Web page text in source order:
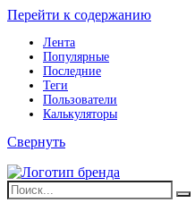
Перейти к содержанию
Лента
Популярные
Последние
Теги
Пользователи
Калькуляторы
Свернуть